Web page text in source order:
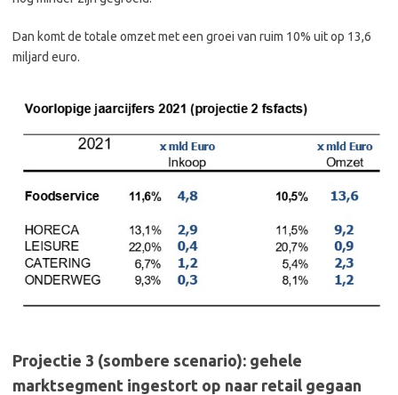
Dan komt de totale omzet met een groei van ruim 10% uit op 13,6
miljard euro.
Projectie 3 (sombere scenario): gehele
marktsegment ingestort op naar retail gegaan